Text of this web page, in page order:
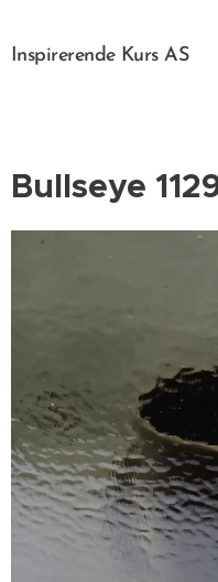
Inspirerende Kurs AS
Bullseye